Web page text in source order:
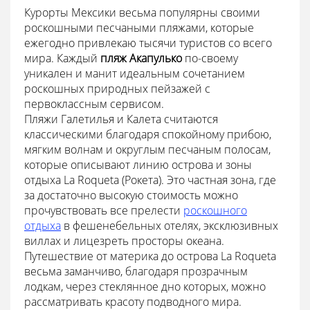
Курорты Мексики весьма популярны своими
роскошными песчаными пляжами, которые
ежегодно привлекаю тысячи туристов со всего
мира. Каждый пляж Акапулько по-своему
уникален и манит идеальным сочетанием
роскошных природных пейзажей с
первоклассным сервисом.
Пляжи Галетилья и Калета считаются
классическими благодаря спокойному прибою,
мягким волнам и округлым песчаным полосам,
которые описывают линию острова и зоны
отдыха La Roqueta (Рокета). Это частная зона, где
за достаточно высокую стоимость можно
прочувствовать все прелести роскошного
отдыха в фешенебельных отелях, эксклюзивных
виллах и лицезреть просторы океана.
Путешествие от материка до острова La Roqueta
весьма заманчиво, благодаря прозрачным
лодкам, через стеклянное дно которых, можно
рассматривать красоту подводного мира.